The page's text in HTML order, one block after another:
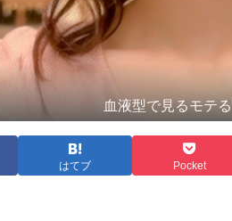
血液型で見るモテ
はてブ Pocket